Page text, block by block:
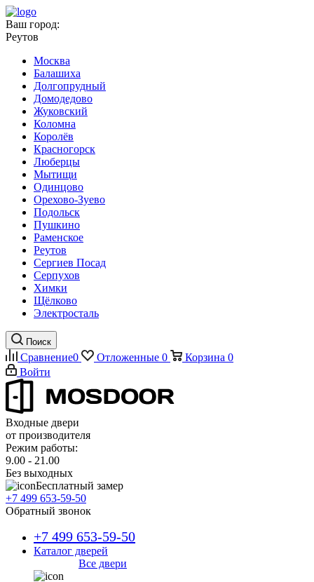
Ваш город:
Реутов
Москва
Балашиха
Долгопрудный
Домодедово
Жуковский
Коломна
Королёв
Красногорск
Люберцы
Мытищи
Одинцово
Орехово-Зуево
Подольск
Пушкино
Раменское
Реутов
Сергиев Посад
Серпухов
Химки
Щёлково
Электросталь
Поиск
Сравнение0 Отложенные 0 Корзина 0
Войти
Входные двери
от производителя
Режим работы:
9.00 - 21.00
Без выходных
Бесплатный замер
+7 499 653-59-50
Обратный звонок
+7 499 653-59-50
Каталог дверей
Все двери